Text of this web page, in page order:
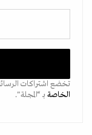
تخضع اشتراكات
الخاصة بـ “المجلة".